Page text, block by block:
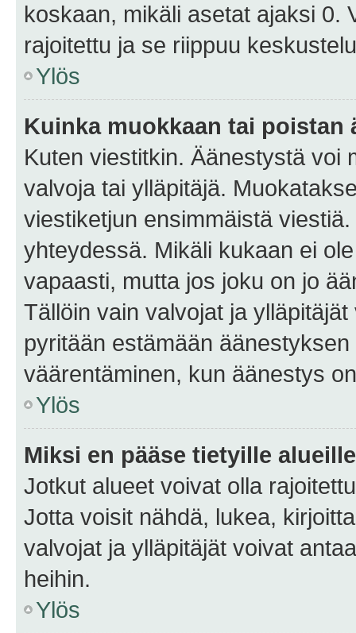
koskaan, mikäli asetat ajaksi 0.
rajoitettu ja se riippuu
Ylös
Kuinka muokkaan tai poistan
Kuten viestitkin. Äänestystä voi
valvoja tai ylläpitäjä.
viestiketjun ensimmäistä
yhteydessä. Mikäli kukaan ei
vapaasti, mutta jos joku on jo
Tällöin vain valvojat ja
pyritään estämään
väärentäminen, kun äänestys
Ylös
Miksi en pääse tietyille
Jotkut alueet voivat olla
Jotta voisit nähdä, lukea,
valvojat ja ylläpitäjät voivat
heihin.
Ylös